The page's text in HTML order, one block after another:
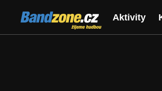
Bandzone.cz
žijeme hudbou
Aktivity